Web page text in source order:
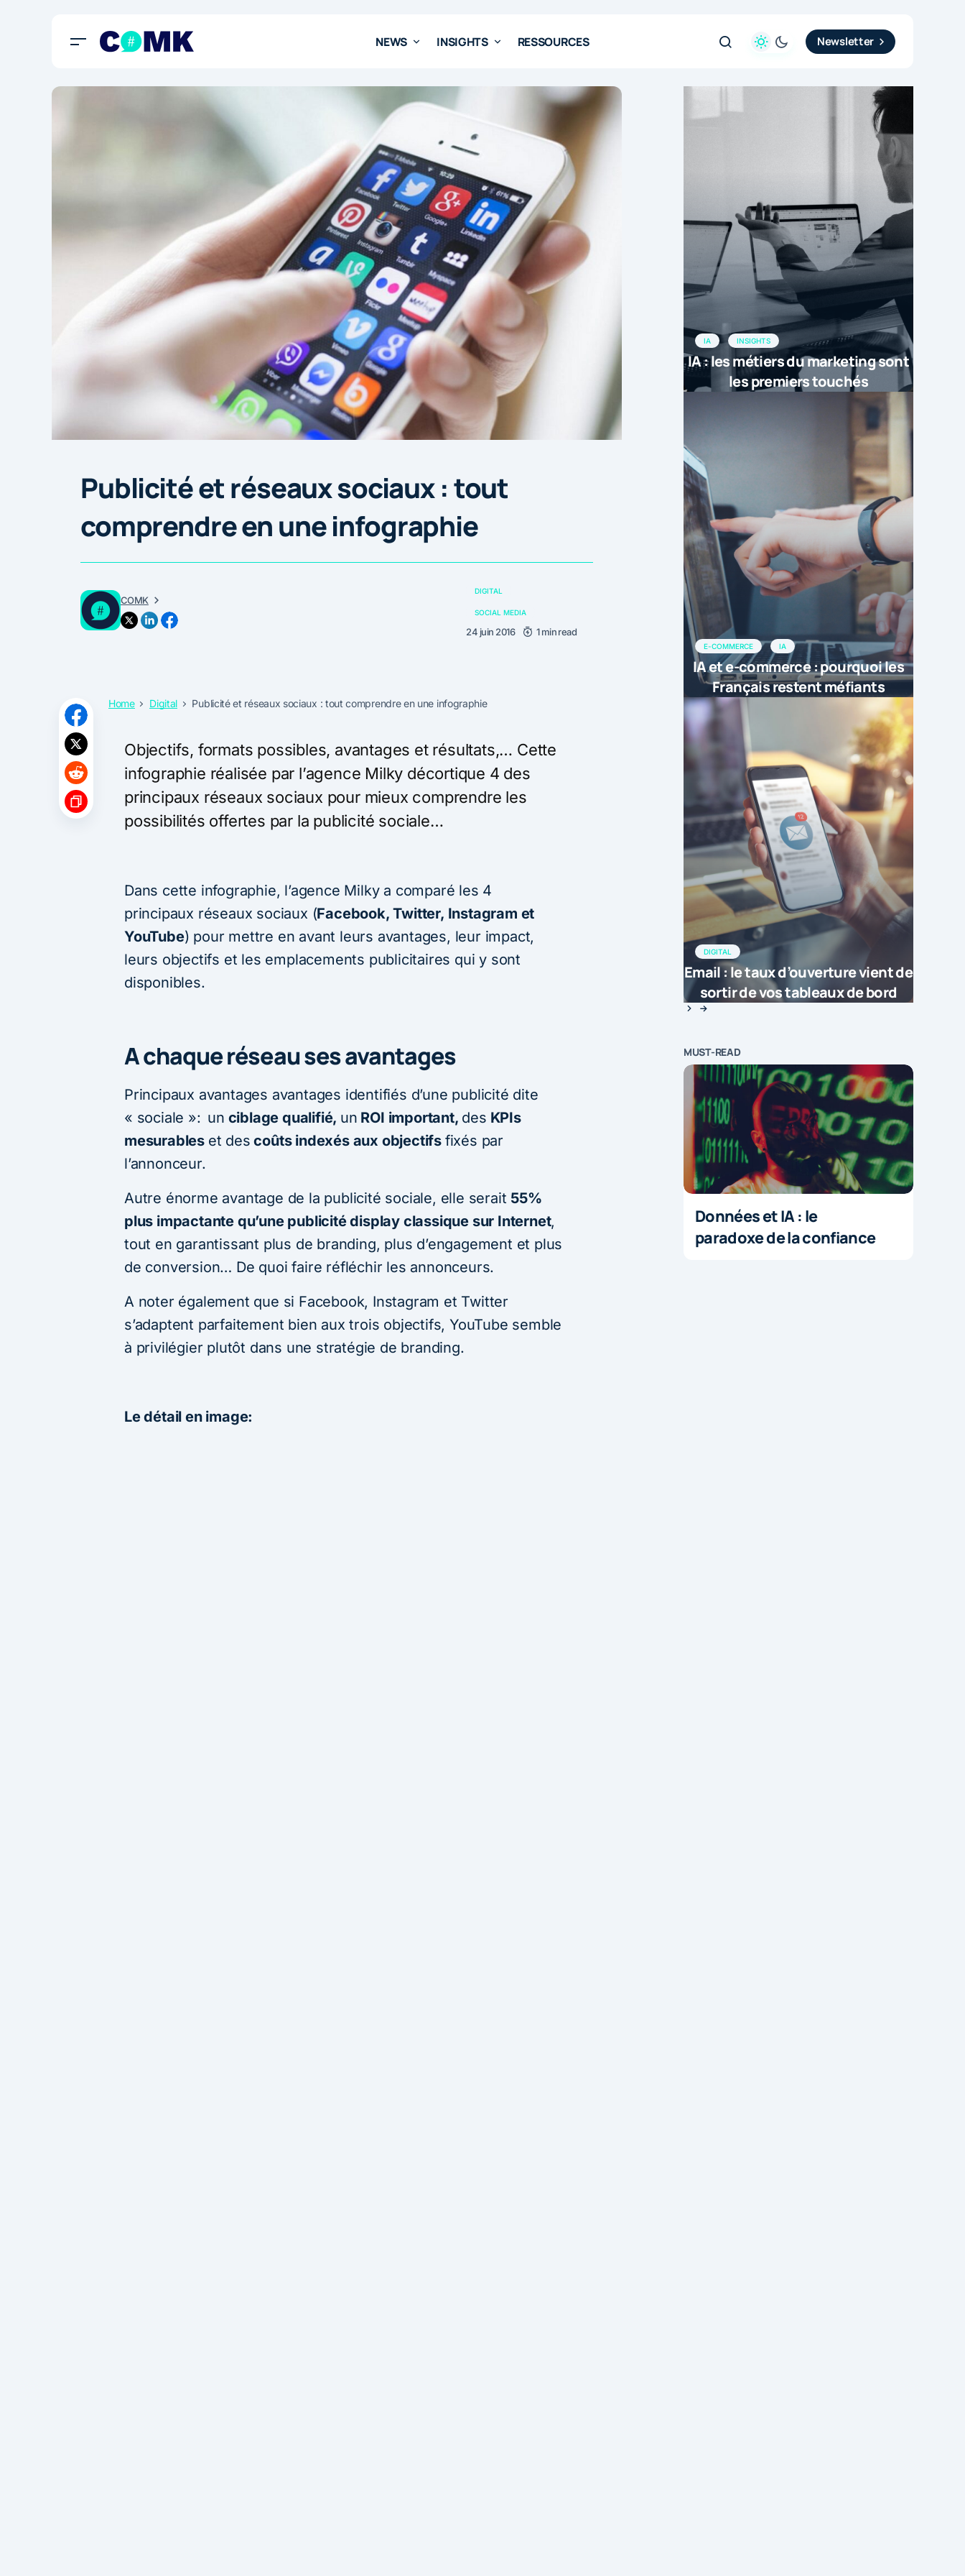
NEWS INSIGHTS RESSOURCES Newsletter
Publicité et réseaux sociaux : tout
comprendre en une infographie
COMK
DIGITAL
SOCIAL MEDIA
24 juin 2016 1 min read
Home Digital Publicité et réseaux sociaux : tout comprendre en une infographie
Objectifs, formats possibles, avantages et résultats,… Cette
infographie réalisée par l’agence Milky décortique 4 des
principaux réseaux sociaux pour mieux comprendre les
possibilités offertes par la publicité sociale…
Dans cette infographie, l’agence Milky a comparé les 4
principaux réseaux sociaux (Facebook, Twitter, Instagram et
YouTube) pour mettre en avant leurs avantages, leur impact,
leurs objectifs et les emplacements publicitaires qui y sont
disponibles.
A chaque réseau ses avantages
Principaux avantages avantages identifiés d’une publicité dite
« sociale »: un ciblage qualifié, un ROI important, des KPIs
mesurables et des coûts indexés aux objectifs fixés par
l’annonceur.
Autre énorme avantage de la publicité sociale, elle serait 55%
plus impactante qu’une publicité display classique sur Internet,
tout en garantissant plus de branding, plus d’engagement et plus
de conversion… De quoi faire réfléchir les annonceurs.
A noter également que si Facebook, Instagram et Twitter
s’adaptent parfaitement bien aux trois objectifs, YouTube semble
à privilégier plutôt dans une stratégie de branding.
Le détail en image:
IA INSIGHTS
IA : les métiers du marketing sont
les premiers touchés
E-COMMERCE IA
IA et e-commerce : pourquoi les
Français restent méfiants
DIGITAL
Email : le taux d’ouverture vient de
sortir de vos tableaux de bord
MUST-READ
Données et IA : le
paradoxe de la confiance